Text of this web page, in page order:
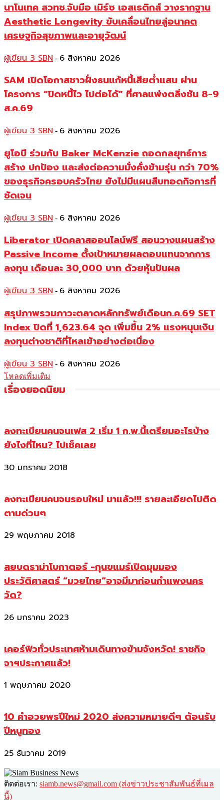
นาโนเทค สวทช.จับมือ เมิร์ซ เอสเธติกส์ วางรากฐาน
Aesthetic Longevity ขับเคลื่อนไทยสู่อนาคต
เศรษฐกิจสุขภาพและอายุวัฒน์
ผู้เขียน 3 SBN - 6 สิงหาคม 2026
SAM เปิดโอกาสชาวฝั่งธนแก้หนี้เสียต่ำแสน ผ่าน
โครงการ “ปิดหนี้ไว ไปต่อได้” ที่ศาลแพ่งตลิ่งชัน 8-9
ส.ค.69
ผู้เขียน 3 SBN - 6 สิงหาคม 2026
ยูโอบี ร่วมกับ Baker McKenzie ถอดกลยุทธ์การ
สร้าง ปกป้อง และส่งต่อความมั่งคั่งข้ามรุ่น กว่า 70%
ของธุรกิจครอบครัวไทย ยังไม่มีแผนสืบทอดกิจการที่
ชัดเจน
ผู้เขียน 3 SBN - 6 สิงหาคม 2026
Liberator เปิดคลาสออนไลน์ฟรี สอนวางแผนสร้าง
Passive Income ตั้งเป้าหมายผลตอบแทนจากการ
ลงทุน เดือนละ 30,000 บาท ด้วยหุ้นปันผล
ผู้เขียน 3 SBN - 6 สิงหาคม 2026
สรุปภาพรวมภาวะตลาดหลักทรัพย์เดือนก.ค.69 SET
Index ปิดที่ 1,623.64 จุด เพิ่มขึ้น 2% แรงหนุนเงิน
ลงทุนต่างชาติที่ไหลเข้าอย่างต่อเนื่อง
ผู้เขียน 3 SBN - 6 สิงหาคม 2026
โหลดเพิ่มเติม
เรื่องยอดนิยม
ลงทะเบียนคนจนเฟส 2 เริ่ม 1 ก.พ.นี้เตรียมอะไรบ้าง
ยังไงที่ไหน? ไปเช็คเลย
30 มกราคม 2018
ลงทะเบียนคนจนรอบใหม่ มาแล้ว!!! รายละเอียดไปติด
ตามด่วนๆ
29 พฤษภาคม 2018
สยบดราม่าโบกาตอร์ -กุนขแมร์เปิดมุมมอง
ประวัติศาสตร์ “มวยไทย”อาจมีมาก่อนกำแพงนคร
วัด?
26 มกราคม 2023
เคอร์ฟิวทั่วประเทศห้ามเดินทางข้ามจังหวัด! ราชกิจ
จาฯประกาศแล้ว!
1 พฤษภาคม 2020
10 คำอวยพรปีใหม่ 2020 ส่งความหมายดีๆ ต้อนรับ
ปีหนูทอง
25 ธันวาคม 2019
ติดต่อเรา: siamb.news@gmail.com (ส่งข่าวประชาสัมพันธ์ที่เมล
นี้)